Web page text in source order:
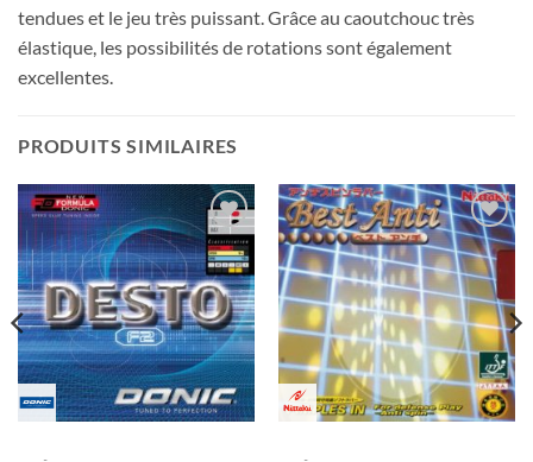
tendues et le jeu très puissant. Grâce au caoutchouc très
élastique, les possibilités de rotations sont également
excellentes.
PRODUITS SIMILAIRES
Ajouter
aux
souhaits
Ajouter
aux
souhaits